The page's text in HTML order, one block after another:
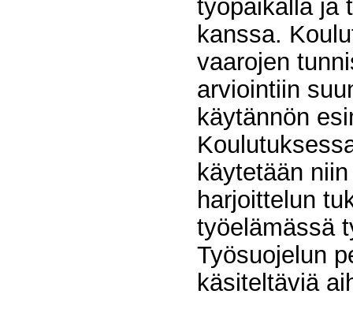
työpaikalla ja
kanssa.
vaarojen
arviointiin
käytännön
käytetään
harjoittelun
työelämässä
Työsuojelun
käsiteltäviä